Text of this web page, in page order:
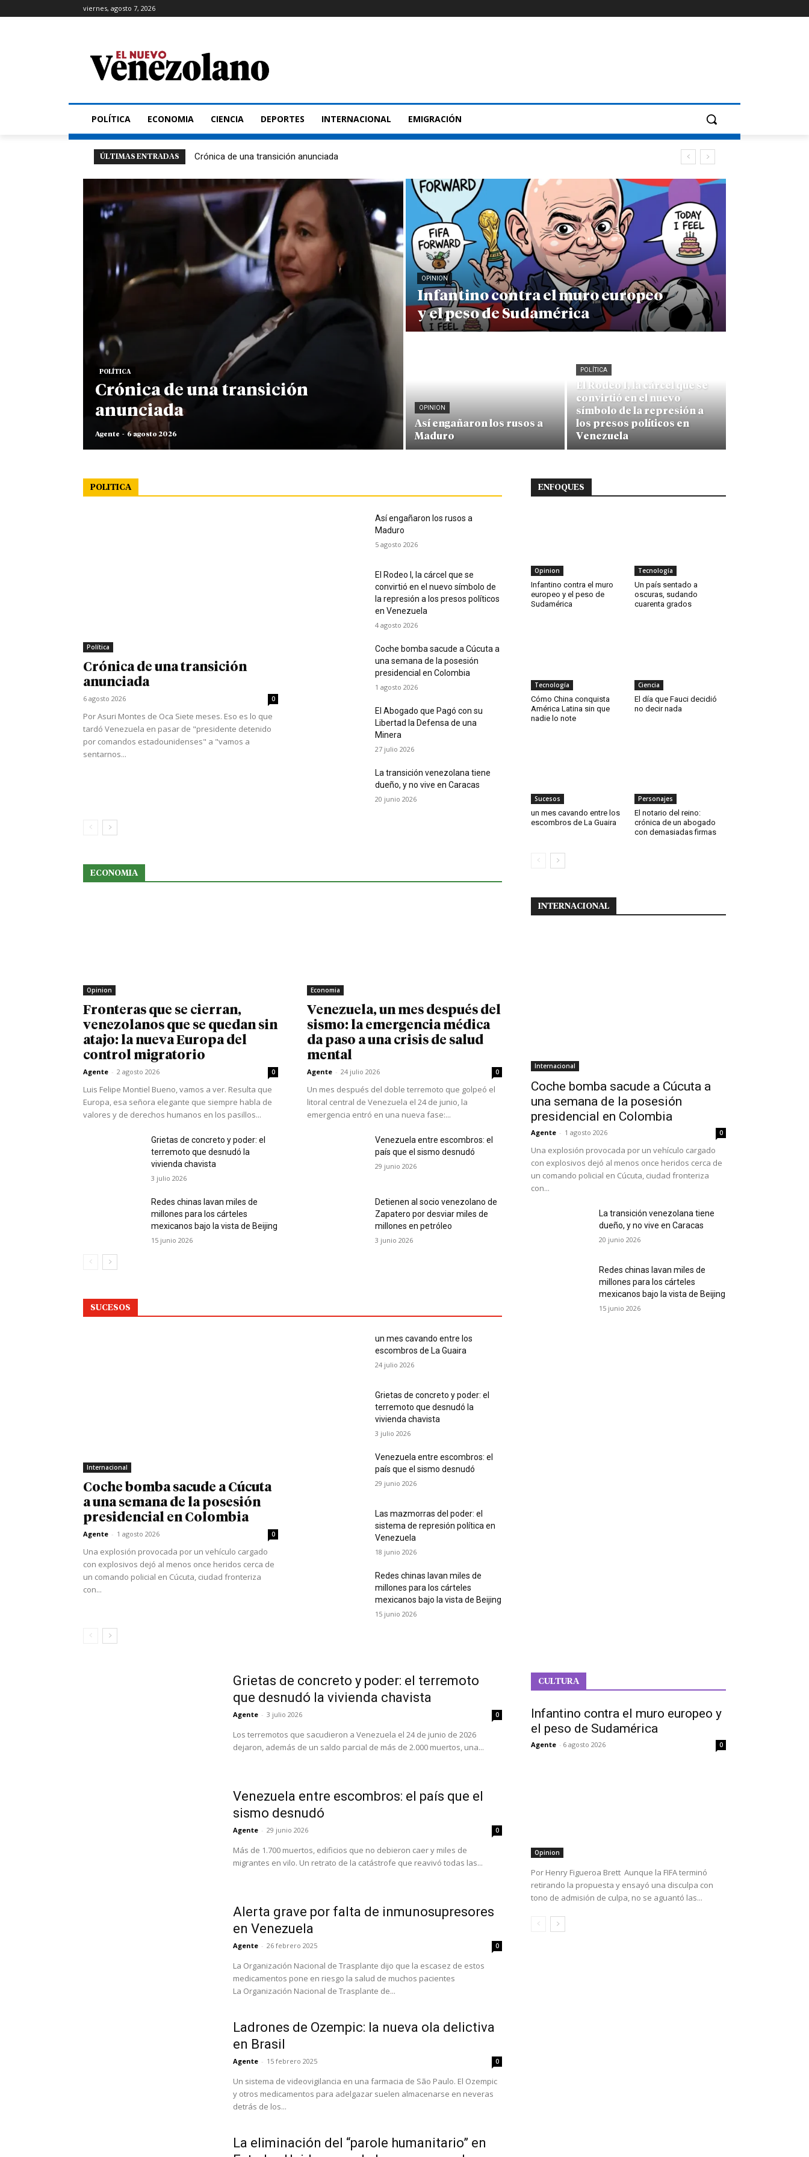
viernes, agosto 7, 2026
POLÍTICA ECONOMIA CIENCIA DEPORTES INTERNACIONAL EMIGRACIÓN
ÚLTIMAS ENTRADAS Crónica de una transición anunciada
POLÍTICA
Crónica de una transición
anunciada
Agente - 6 agosto 2026
OPINION
Infantino contra el muro europeo
y el peso de Sudamérica
OPINION
Así engañaron los rusos a
Maduro
POLÍTICA
El Rodeo I, la cárcel que se
convirtió en el nuevo
símbolo de la represión a
los presos políticos en
Venezuela
POLITICA
Política
Crónica de una transición
anunciada
6 agosto 2026 0
Por Asuri Montes de Oca Siete meses. Eso es lo que
tardó Venezuela en pasar de "presidente detenido
por comandos estadounidenses" a "vamos a
sentarnos...
Así engañaron los rusos a
Maduro
5 agosto 2026
El Rodeo I, la cárcel que se
convirtió en el nuevo símbolo de
la represión a los presos políticos
en Venezuela
4 agosto 2026
Coche bomba sacude a Cúcuta a
una semana de la posesión
presidencial en Colombia
1 agosto 2026
El Abogado que Pagó con su
Libertad la Defensa de una
Minera
27 julio 2026
La transición venezolana tiene
dueño, y no vive en Caracas
20 junio 2026
ECONOMIA
Opinion
Fronteras que se cierran,
venezolanos que se quedan sin
atajo: la nueva Europa del
control migratorio
Agente - 2 agosto 2026 0
Luis Felipe Montiel Bueno, vamos a ver. Resulta que
Europa, esa señora elegante que siempre habla de
valores y de derechos humanos en los pasillos...
Economia
Venezuela, un mes después del
sismo: la emergencia médica
da paso a una crisis de salud
mental
Agente - 24 julio 2026 0
Un mes después del doble terremoto que golpeó el
litoral central de Venezuela el 24 de junio, la
emergencia entró en una nueva fase:...
Grietas de concreto y poder: el
terremoto que desnudó la
vivienda chavista
3 julio 2026
Venezuela entre escombros: el
país que el sismo desnudó
29 junio 2026
Redes chinas lavan miles de
millones para los cárteles
mexicanos bajo la vista de Beijing
15 junio 2026
Detienen al socio venezolano de
Zapatero por desviar miles de
millones en petróleo
3 junio 2026
SUCESOS
Internacional
Coche bomba sacude a Cúcuta
a una semana de la posesión
presidencial en Colombia
Agente - 1 agosto 2026 0
Una explosión provocada por un vehículo cargado
con explosivos dejó al menos once heridos cerca de
un comando policial en Cúcuta, ciudad fronteriza
con...
un mes cavando entre los
escombros de La Guaira
24 julio 2026
Grietas de concreto y poder: el
terremoto que desnudó la
vivienda chavista
3 julio 2026
Venezuela entre escombros: el
país que el sismo desnudó
29 junio 2026
Las mazmorras del poder: el
sistema de represión política en
Venezuela
18 junio 2026
Redes chinas lavan miles de
millones para los cárteles
mexicanos bajo la vista de Beijing
15 junio 2026
ENFOQUES
Opinion
Infantino contra el muro
europeo y el peso de
Sudamérica
Tecnología
Un país sentado a
oscuras, sudando
cuarenta grados
Tecnología
Cómo China conquista
América Latina sin que
nadie lo note
Ciencia
El día que Fauci decidió
no decir nada
Sucesos
un mes cavando entre los
escombros de La Guaira
Personajes
El notario del reino:
crónica de un abogado
con demasiadas firmas
INTERNACIONAL
Internacional
Coche bomba sacude a Cúcuta a
una semana de la posesión
presidencial en Colombia
Agente - 1 agosto 2026 0
Una explosión provocada por un vehículo cargado
con explosivos dejó al menos once heridos cerca de
un comando policial en Cúcuta, ciudad fronteriza
con...
La transición venezolana tiene
dueño, y no vive en Caracas
20 junio 2026
Redes chinas lavan miles de
millones para los cárteles
mexicanos bajo la vista de Beijing
15 junio 2026
Grietas de concreto y poder: el terremoto
que desnudó la vivienda chavista
Agente - 3 julio 2026 0
Los terremotos que sacudieron a Venezuela el 24 de junio de 2026
dejaron, además de un saldo parcial de más de 2.000 muertos, una...
Venezuela entre escombros: el país que el
sismo desnudó
Agente - 29 junio 2026 0
Más de 1.700 muertos, edificios que no debieron caer y miles de
migrantes en vilo. Un retrato de la catástrofe que reavivó todas las...
Alerta grave por falta de inmunosupresores
en Venezuela
Agente - 26 febrero 2025 0
La Organización Nacional de Trasplante dijo que la escasez de estos
medicamentos pone en riesgo la salud de muchos pacientes
La Organización Nacional de Trasplante de...
Ladrones de Ozempic: la nueva ola delictiva
en Brasil
Agente - 15 febrero 2025 0
Un sistema de videovigilancia en una farmacia de São Paulo. El Ozempic
y otros medicamentos para adelgazar suelen almacenarse en neveras
detrás de los...
La eliminación del “parole humanitario” en
CULTURA
Infantino contra el muro europeo y
el peso de Sudamérica
Agente - 6 agosto 2026 0
Opinion
Por Henry Figueroa Brett Aunque la FIFA terminó
retirando la propuesta y ensayó una disculpa con
tono de admisión de culpa, no se aguantó las...